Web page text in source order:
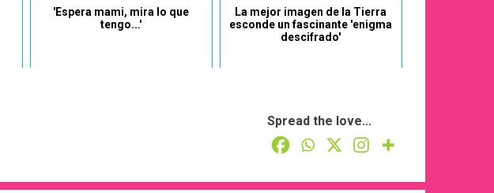
'Espera mami, mira lo que
tengo...'
La mejor imagen de la Tierra
esconde un fascinante 'enigma
descifrado'
Spread the love...